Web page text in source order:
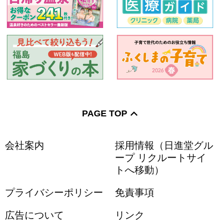
PAGE TOP
会社案内
採用情報（日進堂グル
ープ リクルートサイ
トへ移動）
プライバシーポリシー 免責事項
広告について リンク